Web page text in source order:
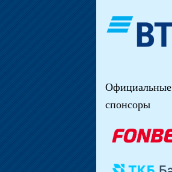
Официальные
спонсоры